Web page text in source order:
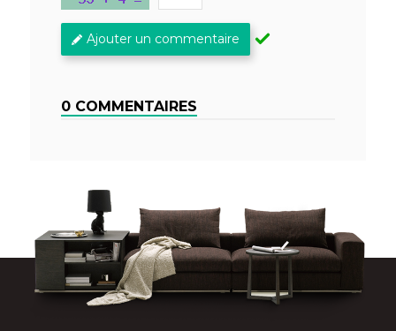
Ajouter un commentaire
0 COMMENTAIRES